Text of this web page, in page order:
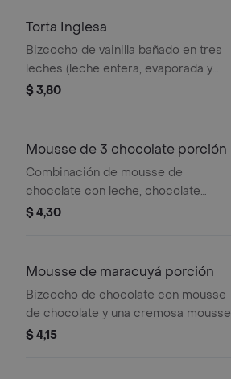
crema pastelera, cubierto con crema
Torta Inglesa
Bizcocho de vainilla bañado en tres
leches (leche entera, evaporada y
condensada), relleno con crema
$ 3,80
Mousse de 3 chocolate porción
Combinación de mousse de
chocolate con leche, chocolate
blanco, marquise de chocolate, sobre
$ 4,30
Mousse de maracuyá porción
Bizcocho de chocolate con mousse
de chocolate y una cremosa mousse
de maracuyá, cubierta con coulis de
$ 4,15